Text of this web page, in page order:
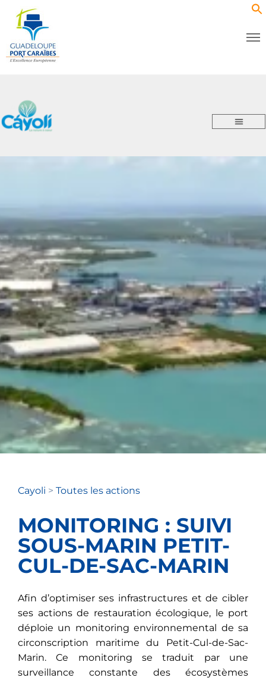
Cayoli > Toutes les actions
MONITORING : SUIVI
SOUS-MARIN PETIT-
CUL-DE-SAC-MARIN
Afin d’optimiser ses infrastructures et de cibler
ses actions de restauration écologique, le port
déploie un monitoring environnemental de sa
circonscription maritime du Petit-Cul-de-Sac-
Marin. Ce monitoring se traduit par une
surveillance constante des écosystèmes